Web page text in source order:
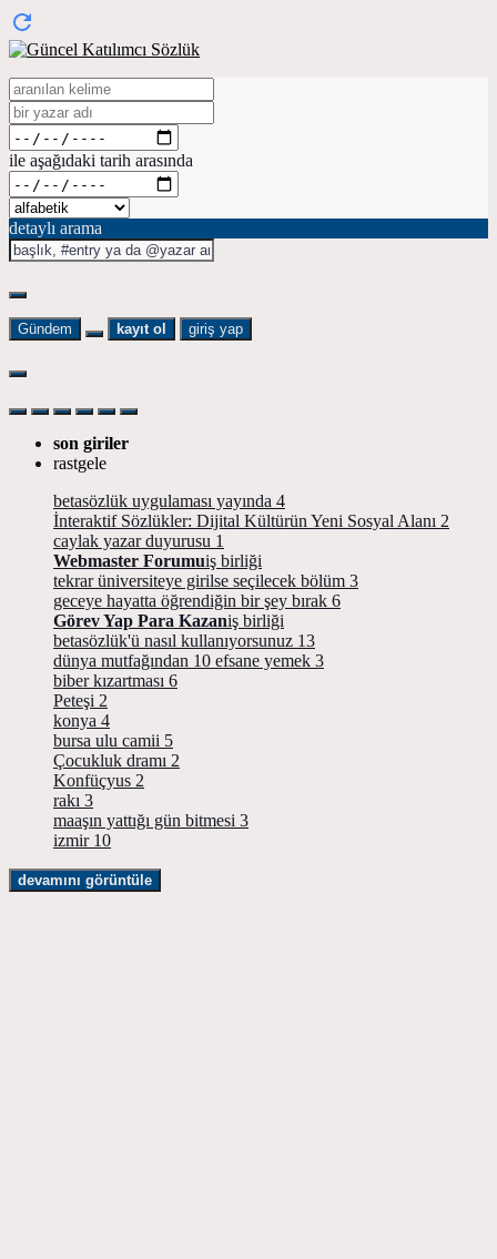
ile aşağıdaki tarih arasında
detaylı arama
Gündem kayıt ol giriş yap
son giriler
rastgele
betasözlük uygulaması yayında 4
İnteraktif Sözlükler: Dijital Kültürün Yeni Sosyal Alanı 2
caylak yazar duyurusu 1
Webmaster Forumuiş birliği
tekrar üniversiteye girilse seçilecek bölüm 3
geceye hayatta öğrendiğin bir şey bırak 6
Görev Yap Para Kazaniş birliği
betasözlük'ü nasıl kullanıyorsunuz 13
dünya mutfağından 10 efsane yemek 3
biber kızartması 6
Peteşi 2
konya 4
bursa ulu camii 5
Çocukluk dramı 2
Konfüçyus 2
rakı 3
maaşın yattığı gün bitmesi 3
izmir 10
devamını görüntüle